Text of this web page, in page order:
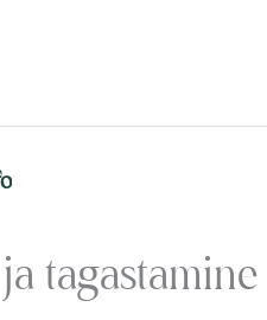
tagastamine